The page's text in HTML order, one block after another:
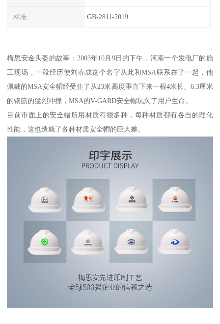
标准 GB-2811-2019
梅思安金头盔的故事：2003年10月9日的下午，河南一个发电厂的施
工现场，一段经历使刘春成这个名字从此和MSA联系在了一起，他
佩戴的MSA安全帽经受住了从23米高度垂直下来一根4米长、6.3厘米
的钢筋的猛烈冲撞，MSA的V-GARD安全帽玩久了用户生命。
目前市面上的安全帽所用材质有很多种，每种材质都有各自的理化
性能，这也造就了各种材质安全帽的巨大差。